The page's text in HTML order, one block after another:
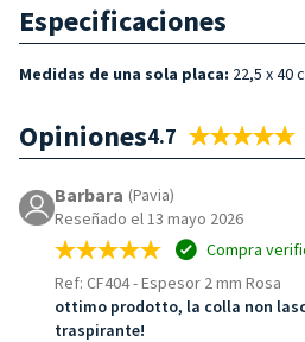
Especificaciones
Medidas de una sola placa: 22,5 x 40
Opiniones4.7
Barbara (Pavia)
Reseñado el 13 mayo 2026
Compra
Ref: CF404-Espesor 2 mm Rosa
ottimo prodotto, la colla non
traspirante!